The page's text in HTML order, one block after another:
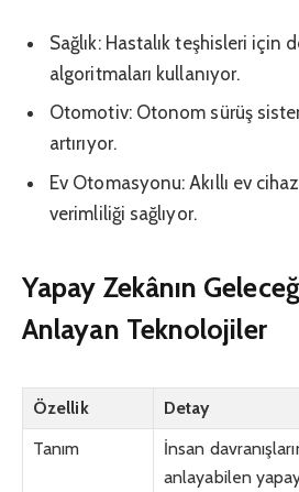
Sağlık: Hastalık teşhisleri için
algoritmaları kullanıyor.
Otomotiv: Otonom sürüş
artırıyor.
Ev Otomasyonu: Akıllı ev
verimliliği sağlıyor.
Yapay Zekânın
Anlayan Teknolojiler
Özellik
Detay
Tanım
İnsan
anlayabilen